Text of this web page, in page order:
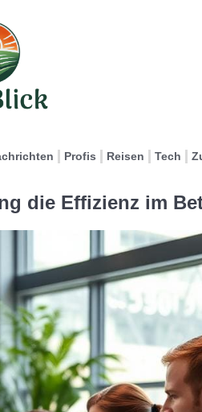
Profis Reisen Tech
die Effizienz im